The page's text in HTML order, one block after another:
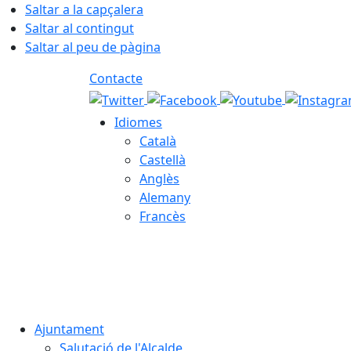
Saltar a la capçalera
Saltar al contingut
Saltar al peu de pàgina
Contacte
Idiomes
Català
Castellà
Anglès
Alemany
Francès
Ajuntament